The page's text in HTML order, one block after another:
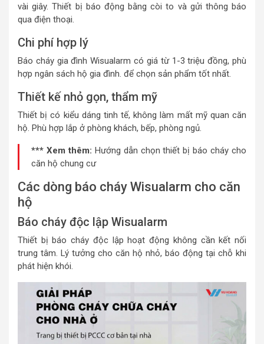
vài giây. Thiết bị báo động bằng còi to và gửi thông báo
qua điện thoại.
Chi phí hợp lý
Báo cháy gia đình Wisualarm có giá từ 1-3 triệu đồng, phù
hợp ngân sách hộ gia đình. để chọn sản phẩm tốt nhất.
Thiết kế nhỏ gọn, thẩm mỹ
Thiết bị có kiểu dáng tinh tế, không làm mất mỹ quan căn
hộ. Phù hợp lắp ở phòng khách, bếp, phòng ngủ.
*** Xem thêm: Hướng dẫn chọn thiết bị báo cháy cho
căn hộ chung cư
Các dòng báo cháy Wisualarm cho căn
hộ
Báo cháy độc lập Wisualarm
Thiết bị báo cháy độc lập hoạt động không cần kết nối
trung tâm. Lý tưởng cho căn hộ nhỏ, báo động tại chỗ khi
phát hiện khói.